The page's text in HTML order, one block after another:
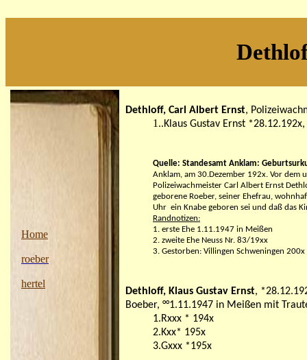
Dethloff, Carl Albert Ernst,
1..Klaus Gustav Ernst
Quelle: Standesamt Anklam:
Anklam, am 30.Dezember 192x. Vor dem
Polizeiwachmeister Carl Albert Ernst
geborene Roeber, seiner Ehefrau,
Uhr ein Knabe geboren sei und daß das
Randnotizen:
1. erste Ehe 1.11.1947 in Meißen
2. zweite Ehe Neuss Nr. 83/19xx
3. Gestorben: Villingen Schweningen 200x
Dethloff, Klaus Gustav Ernst,
Boeber, °°1.11.1947 in Meißen mit
1.Rxxx * 194x
2.Kxx* 195x
3.Gxxx *195x
Home
roeber
hertel